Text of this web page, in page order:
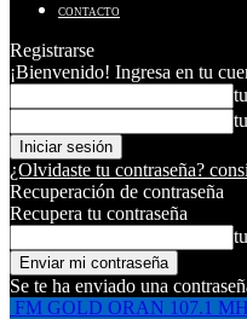
CONTACTO
Registrarse
¡Bienvenido! Ingresa en tu
¿Olvidaste tu contraseña?
Recuperación de contraseña
Recupera tu contraseña
Se te ha enviado una
FM GOLD ORAN 107.1